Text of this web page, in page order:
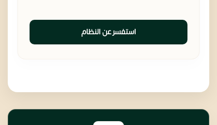
استفسر عن النظام